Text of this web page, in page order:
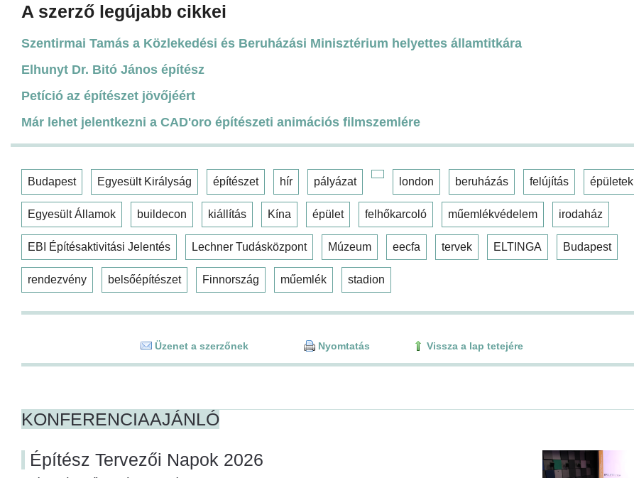
A szerző legújabb cikkei
Szentirmai Tamás a Közlekedési és Beruházási Minisztérium helyettes államtitkára
Elhunyt Dr. Bitó János építész
Petíció az építészet jövőjéért
Már lehet jelentkezni a CAD'oro építészeti animációs filmszemlére
Budapest Egyesült Királyság építészet hír pályázat london beruházás felújítás épületek
Egyesült Államok buildecon kiállítás Kína épület felhőkarcoló műemlékvédelem irodaház
EBI Építésaktivitási Jelentés Lechner Tudásközpont Múzeum eecfa tervek ELTINGA Budapest
rendezvény belsőépítészet Finnország műemlék stadion
Üzenet a szerzőnek Nyomtatás Vissza a lap tetejére
KONFERENCIAAJÁNLÓ
Építész Tervezői Napok 2026